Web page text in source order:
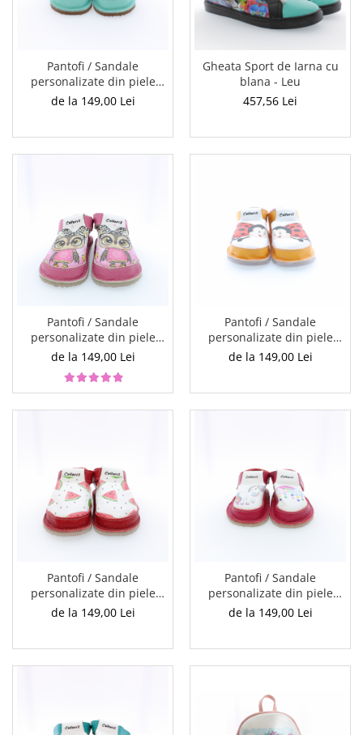
Pantofi / Sandale
personalizate din piele
naturala cu print digital -
de la 149,00 Lei
Gheata Sport de Iarna cu
blana - Leu
457,56 Lei
Pantofi / Sandale
personalizate din piele
naturala cu print digital -
de la 149,00 Lei
Pantofi / Sandale
personalizate din piele
naturala cu print digital -
de la 149,00 Lei
Pantofi / Sandale
personalizate din piele
naturala cu print digital -
de la 149,00 Lei
Pantofi / Sandale
personalizate din piele
naturala cu print digital -
de la 149,00 Lei